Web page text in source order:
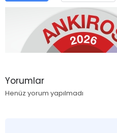
Yorumlar
Henüz yorum yapılmadı